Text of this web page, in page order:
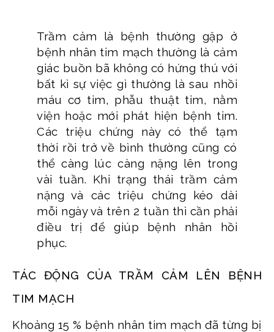
Trầm cảm là bệnh thường gặp ở
bệnh nhân tim mạch thường là cảm
giác buồn bã không có hứng thú với
bất kì sự việc gì thường là sau nhồi
máu cơ tim, phẫu thuật tim, nằm
viện hoặc mới phát hiện bệnh tim.
Các triệu chứng này có thể tạm
thời rồi trở về bình thường cũng có
thể càng lúc càng nặng lên trong
vài tuần. Khi trạng thái trầm cảm
nặng và các triệu chứng kéo dài
mỗi ngày và trên 2 tuần thì cần phải
điều trị để giúp bệnh nhân hồi
phục.
TÁC ĐỘNG CỦA TRẦM CẢM LÊN BỆNH
TIM MẠCH
Khoảng 15 % bệnh nhân tim mạch đã từng bị